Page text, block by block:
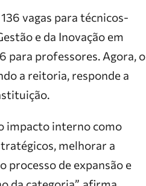
vagas para técnicos-
e da Inovação em
para professores. Agora, o
a reitoria, responde a
impacto interno como
melhorar a
processo de expansão e